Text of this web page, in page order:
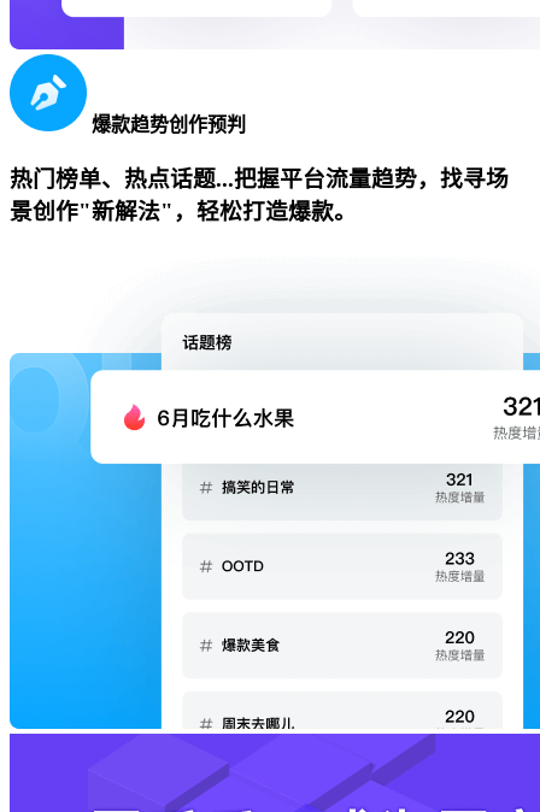
爆款趋势创作预判
热门榜单、热点话题...把握平台流量趋势，找寻场
景创作"新解法"，轻松打造爆款。